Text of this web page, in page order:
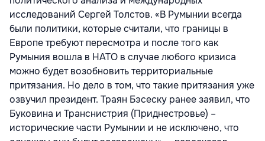
исследований Сергей Толстов. «В Румынии всегда
были политики, которые считали, что границы в
Европе требуют пересмотра и после того как
Румыния вошла в НАТО в случае любого кризиса
можно будет возобновить территориальные
притязания. Но дело в том, что такие притязания уже
озвучил президент. Траян Бэсеску ранее заявил, что
Буковина и Транснистрия (Приднестровье) –
исторические части Румынии и не исключено, что